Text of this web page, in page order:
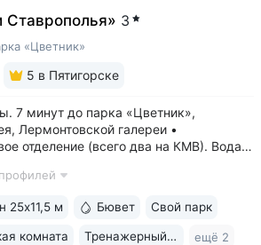
Ставрополья» 3
«Цветник»
5 в Пятигорске
7 минут до парка «Цветник»,
Лермонтовской галереи •
отделение (всего два на КМВ). Вода
свойства • Сероводородные ванны
25x11,5 м Бювет Свой парк
комната Тренажерный зал ещё 2